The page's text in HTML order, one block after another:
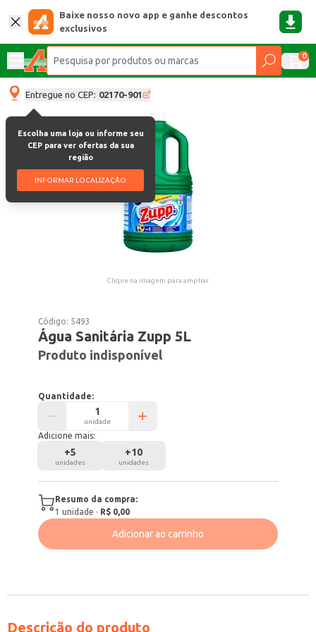
Baixe nosso novo app e ganhe descontos
exclusivos
0
Entregue no CEP: 02170-901
Escolha uma loja ou informe seu
CEP para ver ofertas da sua
região
INFORMAR LOCALIZAÇÃO
Clique na imagem para ampliar.
Código: 5493
Água Sanitária Zupp 5L
Produto indisponível
Quantidade:
unidade
Adicione mais:
+5
unidades
+10
unidades
Resumo da compra:
1 unidade · R$ 0,00
Adicionar ao carrinho
Descrição do produto